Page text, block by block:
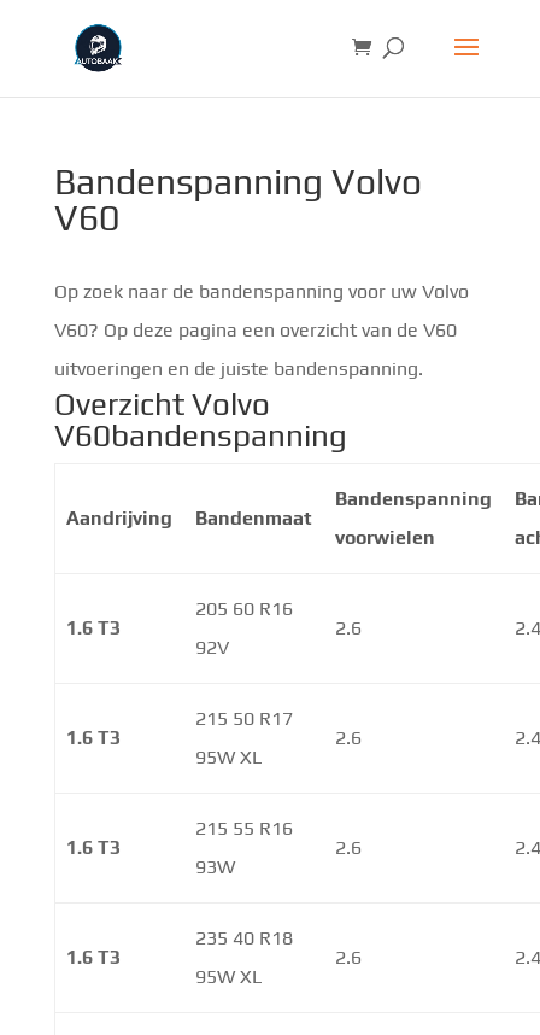
Bandenspanning Volvo
V60
Op zoek naar de bandenspanning voor uw Volvo
V60? Op deze pagina een overzicht van de V60
uitvoeringen en de juiste bandenspanning.
Overzicht Volvo
V60bandenspanning
Aandrijving Bandenmaat
Bandenspanning
voorwielen
1.6 T3
205 60 R16
92V
2.6
1.6 T3
215 50 R17
95W XL
2.6
1.6 T3
215 55 R16
93W
2.6
1.6 T3
235 40 R18
95W XL
2.6